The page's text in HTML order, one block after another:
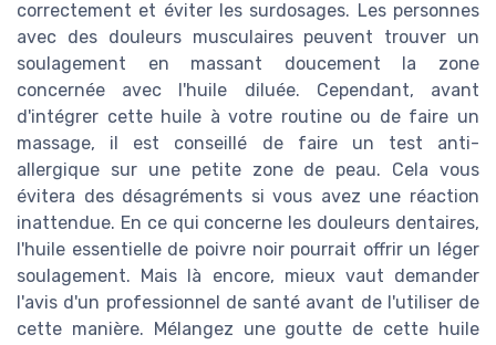
correctement et éviter les surdosages. Les personnes
avec des douleurs musculaires peuvent trouver un
soulagement en massant doucement la zone
concernée avec l'huile diluée. Cependant, avant
d'intégrer cette huile à votre routine ou de faire un
massage, il est conseillé de faire un test anti-
allergique sur une petite zone de peau. Cela vous
évitera des désagréments si vous avez une réaction
inattendue. En ce qui concerne les douleurs dentaires,
l'huile essentielle de poivre noir pourrait offrir un léger
soulagement. Mais là encore, mieux vaut demander
l'avis d'un professionnel de santé avant de l'utiliser de
cette manière. Mélangez une goutte de cette huile